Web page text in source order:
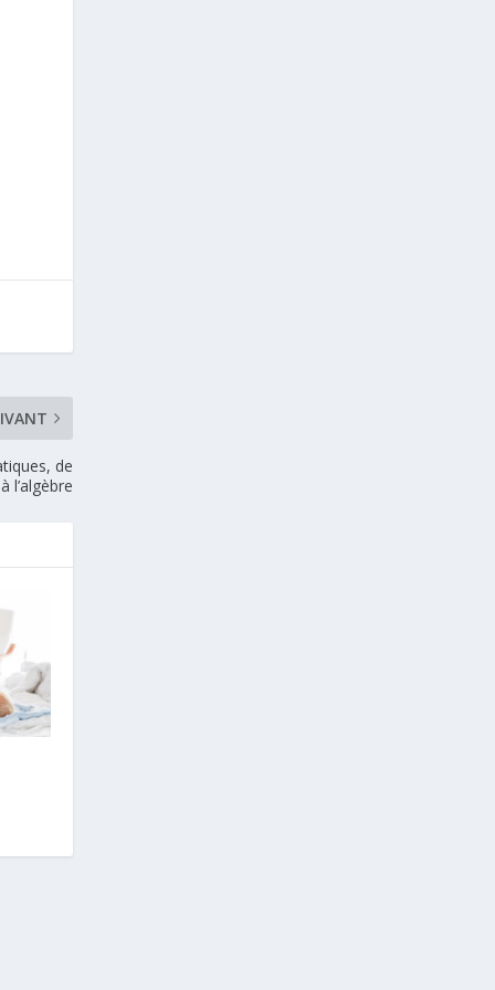
de
l’algèbre